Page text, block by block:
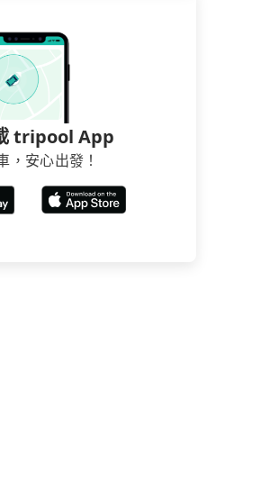
tripool App
，安心出發！